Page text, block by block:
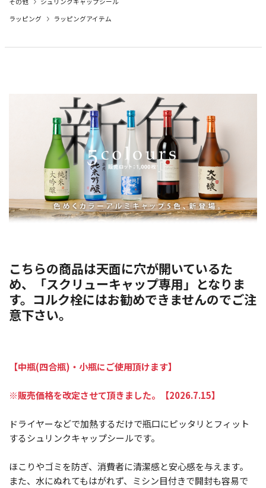
ラッピング
ラッピングアイテム
こちらの商品は天面に穴が開いているた
め、「スクリューキャップ専用」となりま
す。コルク栓にはお勧めできませんのでご注
意下さい。
【中瓶(四合瓶)・小瓶にご使用頂けます】
※販売価格を改定させて頂きました。【2026.7.15】
ドライヤーなどで加熱するだけで瓶口にピッタリとフィット
するシュリンクキャップシールです。
ほこりやゴミを防ぎ、消費者に清潔感と安心感を与えます。
また、水にぬれてもはがれず、ミシン目付きで開封も容易で